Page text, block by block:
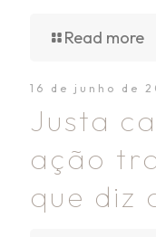
Read more
16 de junho de
Justa
ação
que diz